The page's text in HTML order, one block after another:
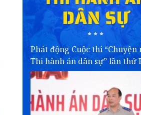
Phát động Cuộc thi “Chuyện
Thi hành án dân sự” lần thứ